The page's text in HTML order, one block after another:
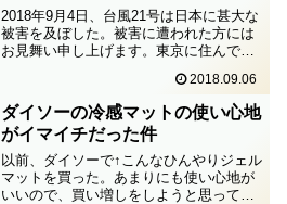
2018年9月4日、台風21号は日本に甚大な
被害を及ぼした。被害に遭われた方には
お見舞い申し上げます。東京に住んでい
過で、天気が回復し、洗濯をしようとし
たらびっくり！洗濯機スイッチのフィル
ムが風で吹っ飛ば...
2018.09.06
ダイソーの冷感マットの使い心地
がイマイチだった件
以前、ダイソーで↑こんなひんやりジェル
マットを買った。あまりにも使い心地が
いいので、買い増しをしようと思ってダ